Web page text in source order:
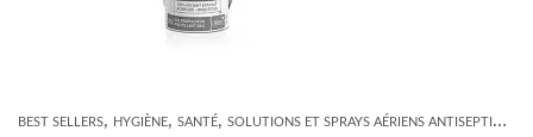
BEST SELLERS, HYGIÈNE, SANTÉ, SOLUTIONS ET SPRAYS AÉRIENS ANTISEPTIQUES